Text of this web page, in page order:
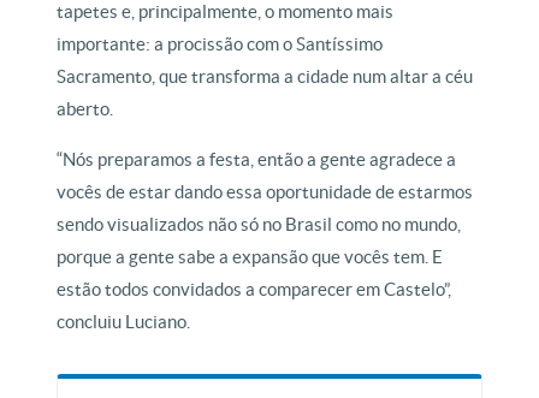
tapetes e, principalmente, o momento mais
importante: a procissão com o Santíssimo
Sacramento, que transforma a cidade num altar a céu
aberto.
“Nós preparamos a festa, então a gente agradece a
vocês de estar dando essa oportunidade de estarmos
sendo visualizados não só no Brasil como no mundo,
porque a gente sabe a expansão que vocês tem. E
estão todos convidados a comparecer em Castelo”,
concluiu Luciano.